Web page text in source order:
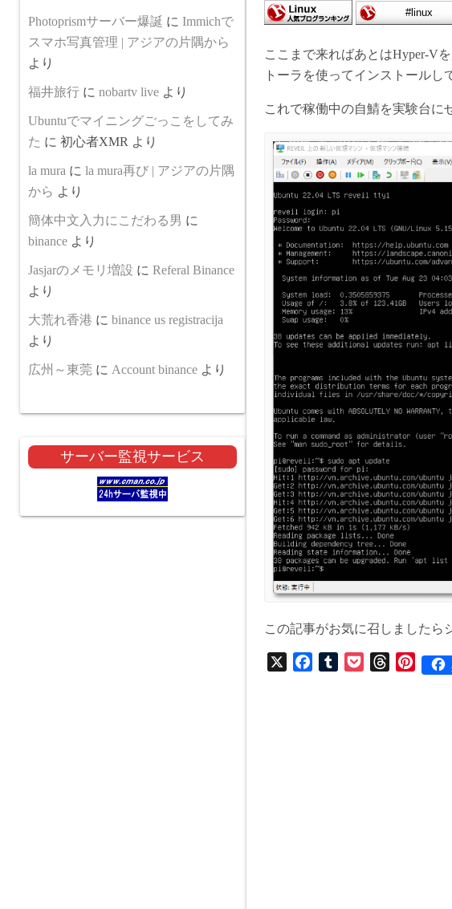
ここまで来ればあとはHyper-V
トーラを使ってインストールし
これで稼働中の自鯖を実験台に
この記事がお気に召しましたら
X
P
Photoprismサーバー爆誕 に Immichで
スマホ写真管理 | アジアの片隅から
より
福井旅行 に nobartv live より
Ubuntuでマイニングごっこをしてみ
た に 初心者XMR より
la mura に la mura再び | アジアの片隅
から より
簡体中文入力にこだわる男 に
binance より
Jasjarのメモリ増設 に Referal Binance
より
大荒れ香港 に binance us registracija
より
広州～東莞 に Account binance より
サーバー監視サービス